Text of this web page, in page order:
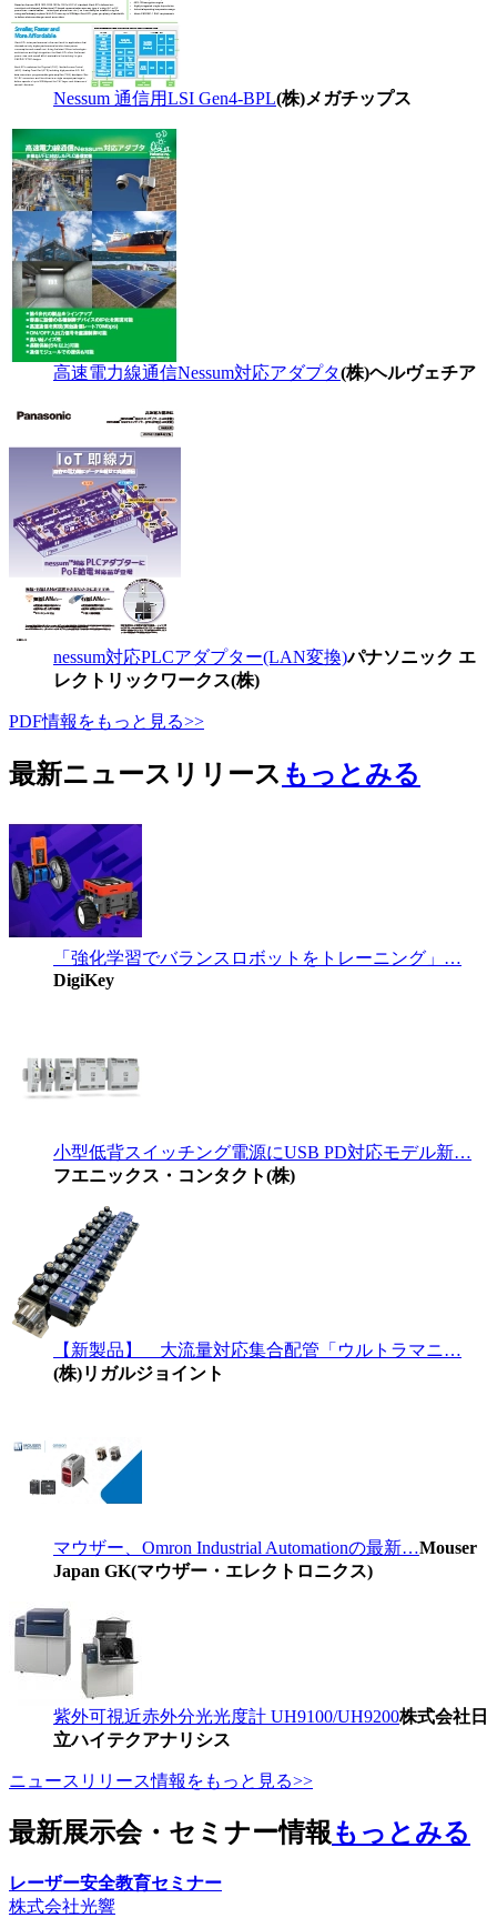
Nessum 通信用LSI Gen4-BPL(株)メガチップス
高速電力線通信Nessum対応アダプタ(株)ヘルヴェチア
nessum対応PLCアダプター(LAN変換)パナソニック エ
レクトリックワークス(株)
PDF情報をもっと見る>>
最新ニュースリリース もっとみる
「強化学習でバランスロボットをトレーニング」…
DigiKey
小型低背スイッチング電源にUSB PD対応モデル新…
フエニックス・コンタクト(株)
【新製品】 大流量対応集合配管「ウルトラマニ…
(株)リガルジョイント
マウザー、Omron Industrial Automationの最新…Mouser
Japan GK(マウザー・エレクトロニクス)
紫外可視近赤外分光光度計 UH9100/UH9200株式会社日
立ハイテクアナリシス
ニュースリリース情報をもっと見る>>
最新展示会・セミナー情報もっとみる
レーザー安全教育セミナー
株式会社光響